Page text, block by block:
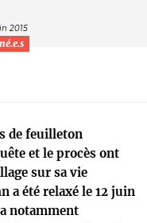
2015
de feuilleton
et le procès ont
sur sa vie
a été relaxé le 12 juin
notamment